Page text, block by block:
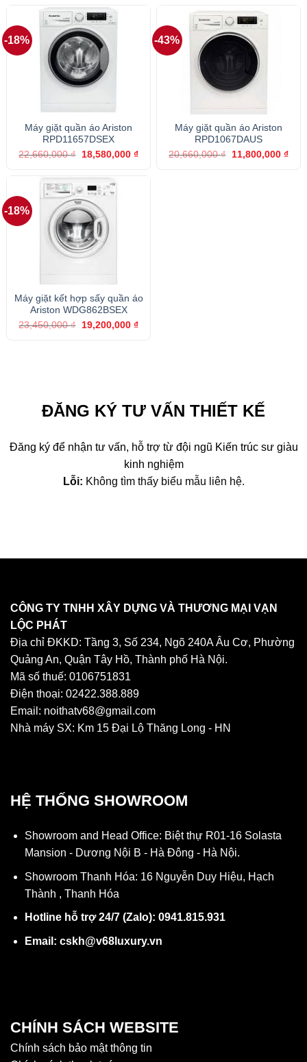
16,800,000 ₫.
13,770,000 ₫.
20,040,000 ₫.
-18%
Máy giặt quần áo Ariston
RPD11657DSEX
22,660,000₫
Giá
22,660,000 ₫.
18,580,000 ₫Giá
-43%
Máy giặt quần áo Ariston
RPD1067DAUS
20,660,000₫
Giá
11,800,000 ₫Giá
-18%
Máy giặt kết hợp sấy quần áo
Ariston WDG862BSEX
23,450,000₫
Giá
gốc
19,200,000 ₫Giá
ĐĂNG KÝ TƯ VẤN THIẾT KẾ
Đăng ký để nhận tư vấn, hỗ trợ từ đội ngũ Kiến trúc sư giàu
kinh nghiệm
Lỗi: Không tìm thấy biểu mẫu liên hệ.
CÔNG TY TNHH XÂY DỰNG VÀ THƯƠNG MẠI VẠN
LỘC PHÁT
Địa chỉ ĐKKD: Tầng 3, Số 234, Ngõ 240A Âu Cơ, Phường
Quảng An, Quận Tây Hồ, Thành phố Hà Nội.
Mã số thuế: 0106751831
Điện thoại: 02422.388.889
Email: noithatv68@gmail.com
Nhà máy SX: Km 15 Đại Lộ Thăng Long - HN
HỆ THỐNG SHOWROOM
Showroom and Head Office: Biệt thự R01-16 Solasta
Mansion - Dương Nội B - Hà Đông - Hà Nội.
Showroom Thanh Hóa: 16 Nguyễn Duy Hiệu, Hạch
Thành , Thanh Hóa
Hotline hỗ trợ 24/7 (Zalo): 0941.815.931
Email: cskh@v68luxury.vn
CHÍNH SÁCH WEBSITE
Chính sách bảo mật thông tin